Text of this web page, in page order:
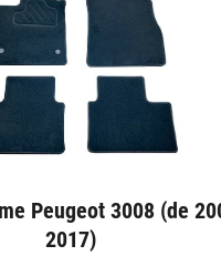
Peugeot 3008 (de
2017)